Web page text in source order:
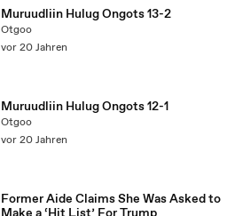
Muruudliin Hulug Ongots 13-2
Otgoo
vor 20 Jahren
Muruudliin Hulug Ongots 12-1
Otgoo
vor 20 Jahren
Former Aide Claims She Was Asked to